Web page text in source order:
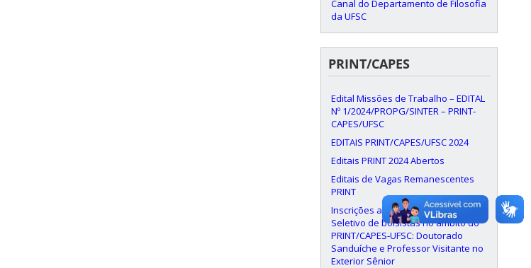
Canal do Departamento de Filosofia
da UFSC
PRINT/CAPES
Edital Missões de Trabalho – EDITAL
Nº 1/2024/PROPG/SINTER – PRINT-
CAPES/UFSC
EDITAIS PRINT/CAPES/UFSC 2024
Editais PRINT 2024 Abertos
Editais de Vagas Remanescentes
PRINT
Inscrições abertas Processo
Seletivo de bolsistas no âmbito do
PRINT/CAPES-UFSC: Doutorado
Sanduíche e Professor Visitante no
Exterior Sênior